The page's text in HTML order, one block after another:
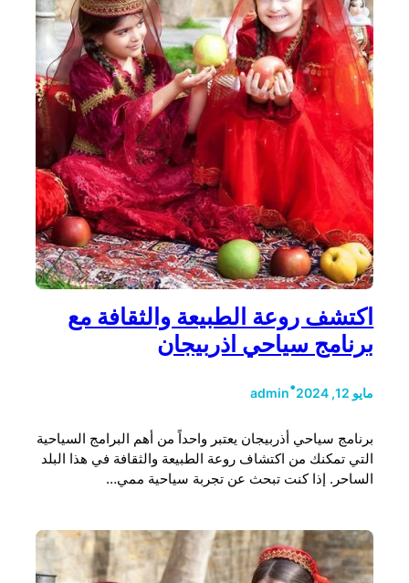
اكتشف روعة الطبيعة والثقافة مع
برنامج سياحي اذربيجان
مايو 12, 2024 •
admin
برنامج سياحي أذربيجان يعتبر واحداً من أهم البرامج السياحية
التي تمكنك من اكتشاف روعة الطبيعة والثقافة في هذا البلد
الساحر. إذا كنت تبحث عن تجربة سياحية ممي…